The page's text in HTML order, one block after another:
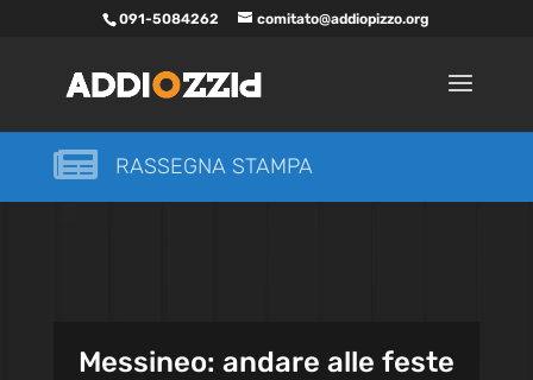
091-5084262 comitato@addiopizzo.org
 RASSEGNA STAMPA
Messineo: andare alle feste